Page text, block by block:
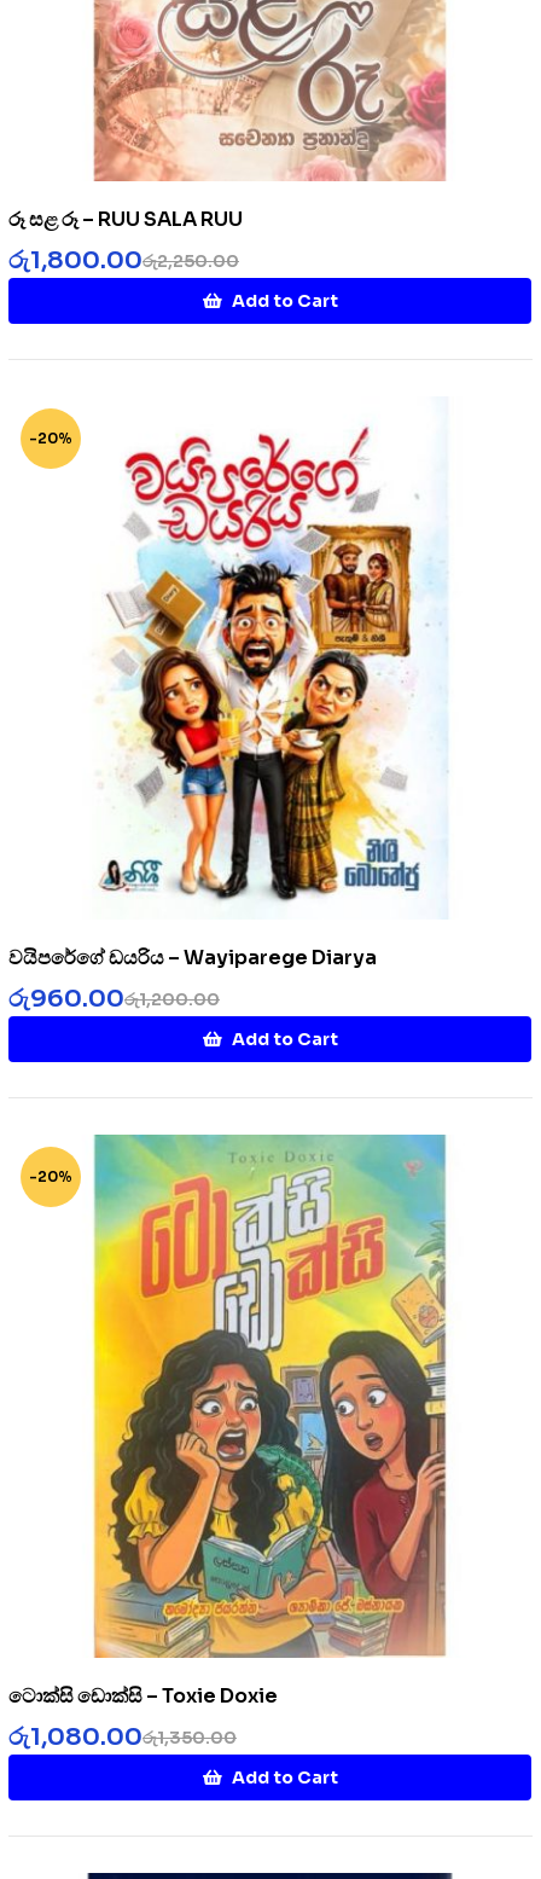
රූ සළ රූ – RUU SALA RUU
රු2,250.00
රු1,800.00
Add to Cart
-20%
වයිපරේගේ ඩයරිය – Wayiparege Diarya
රු1,200.00
රු960.00
Add to Cart
-20%
ටොක්සි ඩොක්සි – Toxie Doxie
රු1,350.00
රු1,080.00
Add to Cart